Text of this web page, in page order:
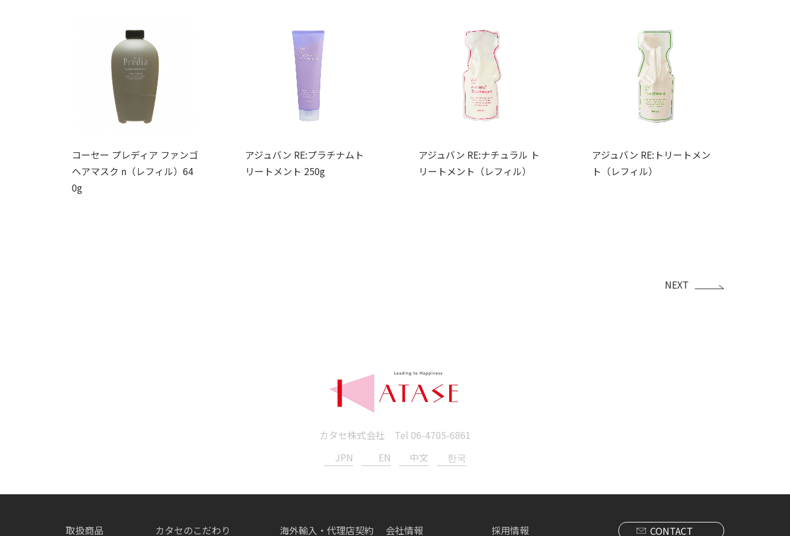
コーセー プレディア ファンゴ
ヘアマスク n（レフィル）64
0g
アジュバン RE:プラチナムト
リートメント 250g
アジュバン RE:ナチュラル ト
リートメント（レフィル）
アジュバン RE:トリートメン
ト（レフィル）
NEXT
カタセ株式会社 Tel 06-4705-6861
JPN
EN 中文 한국
取扱商品 カタセのこだわり 海外輸入・代理店契約 会社情報 採用情報 CONTACT